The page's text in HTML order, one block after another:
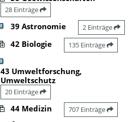
28 Einträge
39 Astronomie 2 Einträge
42 Biologie 135 Einträge
43 Umweltforschung,
Umweltschutz
20 Einträge
44 Medizin 707 Einträge